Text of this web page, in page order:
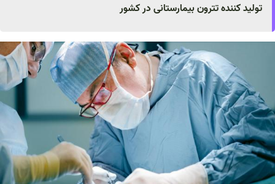
تولید کننده تترون بیمارستانی در کشور